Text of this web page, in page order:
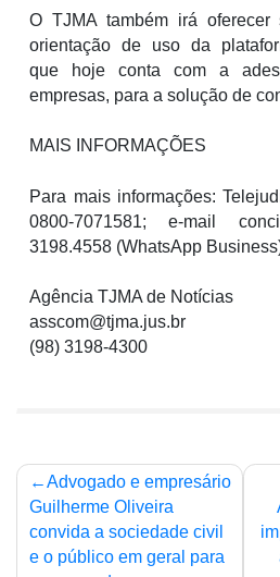
O TJMA também irá
orientação de uso da
que hoje conta com a
empresas, para a solução de
MAIS INFORMAÇÕES
Para mais informações:
0800-7071581; e-mail
3198.4558 (WhatsApp
Agência TJMA de Notícias
asscom@tjma.jus.br
(98) 3198-4300
Navegação
de
Post
Advogado e empresário
Guilherme Oliveira
convida a sociedade civil
e o público em geral para